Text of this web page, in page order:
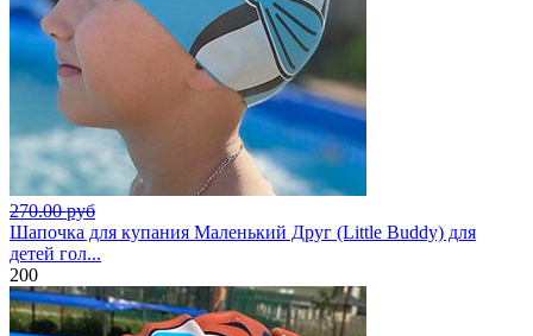
270.00 руб
Шапочка для купания Маленький Друг (Little Buddy) для
детей гол...
200